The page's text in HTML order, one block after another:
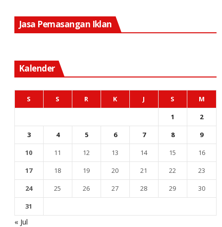
Jasa Pemasangan Iklan
Kalender
S S R K J S
M
1
2
3
4 5 6 7 8
9
10
11 12 13 14 15
16
17
18 19 20 21 22
23
24
25 26 27 28 29
30
31
« Jul